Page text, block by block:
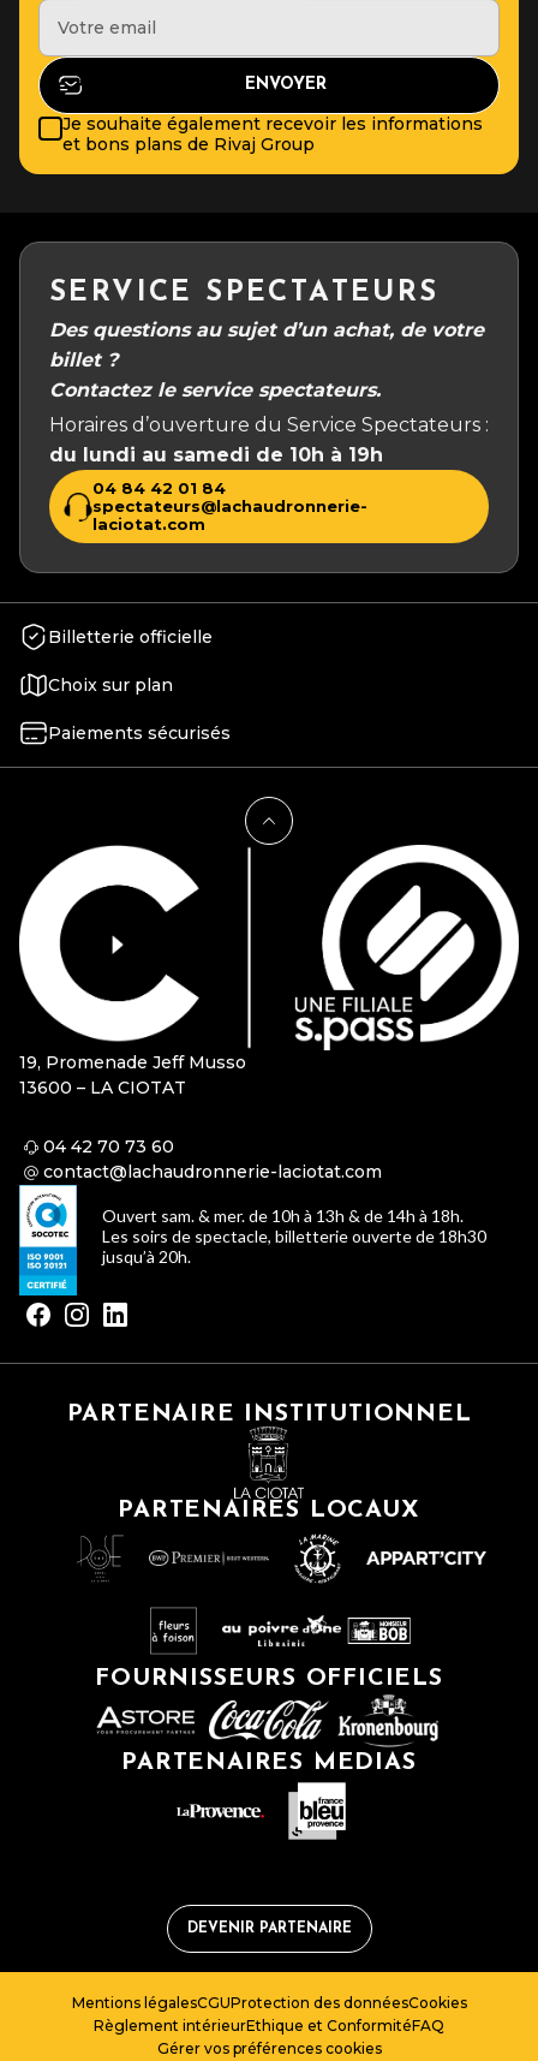
Je souhaite également recevoir les informations
et bons plans de Rivaj Group
SERVICE SPECTATEURS
Des questions au sujet d’un achat, de votre
billet ?
Contactez le service spectateurs.
Horaires d’ouverture du Service Spectateurs :
du lundi au samedi de 10h à 19h
04 84 42 01 84
spectateurs@lachaudronnerie-
laciotat.com
Billetterie officielle
Choix sur plan
Paiements sécurisés
19, Promenade Jeff Musso
13600 – LA CIOTAT
04 42 70 73 60
contact@lachaudronnerie-laciotat.com
Ouvert sam. & mer. de 10h à 13h & de 14h à 18h.
Les soirs de spectacle, billetterie ouverte de 18h30
jusqu’à 20h.
PARTENAIRE INSTITUTIONNEL
PARTENAIRES LOCAUX
FOURNISSEURS OFFICIELS
PARTENAIRES MEDIAS
DEVENIR PARTENAIRE
Mentions légalesCGUProtection des donnéesCookies
Règlement intérieurEthique et ConformitéFAQ
Gérer vos préférences cookies